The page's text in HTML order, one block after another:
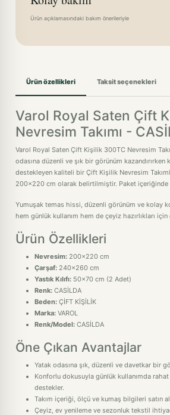
Ürün açıklamasındaki bakım önerileriyle
Ürün özellikleri Taksit seçenekleri
Varol Royal Saten Çift
Nevresim Takımı -
Varol Royal Saten Çift Kişilik 300TC Nevresim
odasına düzenli ve şık bir görünüm
destekleyen kaliteli bir Çift Kişilik Nevresim
200x220 cm olarak belirtilmiştir. Paket içeriğinde
Yumuşak temas hissi, düzenli görünüm ve kolay
hem günlük kullanım hem de çeyiz hazırlıkları
Ürün Özellikleri
Nevresim: 200x220 cm
Çarşaf: 240x260 cm
Yastık Kılıfı: 50x70 cm (2 Adet)
Renk: CASİLDA
Beden: ÇİFT KİŞİLİK
Marka: VAROL
Renk/Model: CASİLDA
Öne Çıkan Avantajlar
Yatak odasına şık, düzenli ve davetkar bir
Konforlu dokusuyla günlük kullanımda
destekler.
Takım içeriği, ölçü ve kumaş bilgileri satın
Çeyiz, ev yenileme ve sezonluk tekstil